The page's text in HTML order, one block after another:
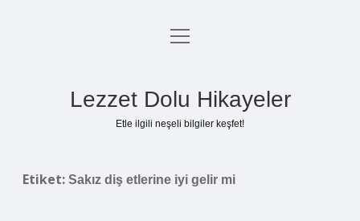
Anasayfa
menüyü
Lezzet Dolu Hikayeler
Etle ilgili neşeli bilgiler keşfet!
Etiket: Sakız diş etlerine iyi gelir mi